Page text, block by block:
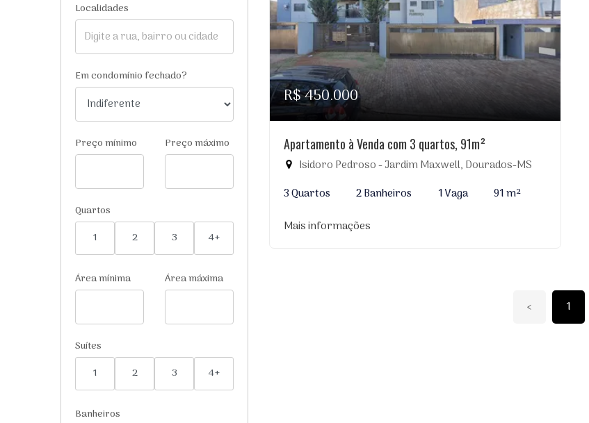
Localidades
Em condomínio fechado?
Preço mínimo Preço máximo
Quartos
1
2 3 4+
Área mínima Área máxima
Suítes
1
2 3 4+
Banheiros
R$ 450.000
Apartamento à Venda com 3 quartos, 91m²
Isidoro Pedroso - Jardim Maxwell, Dourados-MS
3 Quartos
2 Banheiros 1 Vaga
91 m²
Mais informações
‹ 1